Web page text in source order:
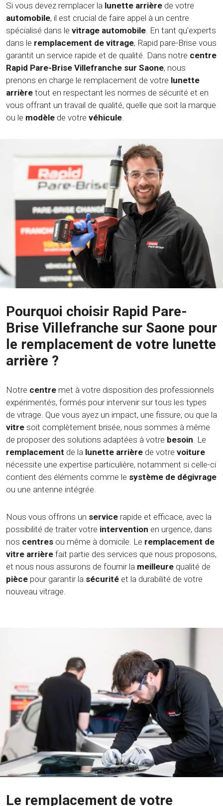
Si vous devez remplacer la lunette arrière de votre
automobile, il est crucial de faire appel à un centre
spécialisé dans le vitrage automobile. En tant qu'experts
dans le remplacement de vitrage, Rapid pare-Brise vous
garantit un service rapide et de qualité. Dans notre centre
Rapid Pare-Brise Villefranche sur Saone, nous
prenons en charge le remplacement de votre lunette
arrière tout en respectant les normes de sécurité et en
vous offrant un travail de qualité, quelle que soit la marque
ou le modèle de votre véhicule.
Pourquoi choisir Rapid Pare-
Brise Villefranche sur Saone pour
le remplacement de votre lunette
arrière ?
Notre centre met à votre disposition des professionnels
expérimentés, formés pour intervenir sur tous les types
de vitrage. Que vous ayez un impact, une fissure, ou que la
vitre soit complètement brisée, nous sommes à même
de proposer des solutions adaptées à votre besoin. Le
remplacement de la lunette arrière de votre voiture
nécessite une expertise particulière, notamment si celle-ci
contient des éléments comme le système de dégivrage
ou une antenne intégrée.
Nous vous offrons un service rapide et efficace, avec la
possibilité de traiter votre intervention en urgence, dans
nos centres ou même à domicile. Le remplacement de
vitre arrière fait partie des services que nous proposons,
et nous nous assurons de fournir la meilleure qualité de
pièce pour garantir la sécurité et la durabilité de votre
nouveau vitrage.
Le remplacement de votre